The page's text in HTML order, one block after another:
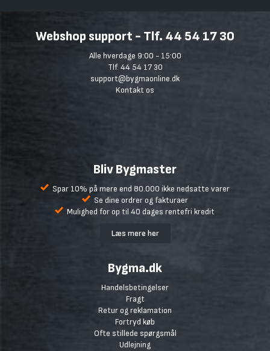
Webshop support - Tlf. 44 54 17 30
Alle hverdage 9:00 - 15:00
Tlf. 44 54 17 30
support@bygmaonline.dk
Kontakt os
Bliv Bygmaster
Spar 10% på mere end 80.000 ikke nedsatte varer
Se dine ordrer og fakturaer
Mulighed for op til 40 dages rentefri kredit
Læs mere her
Bygma.dk
Handelsbetingelser
Fragt
Retur og reklamation
Fortryd køb
Ofte stillede spørgsmål
Udlejning